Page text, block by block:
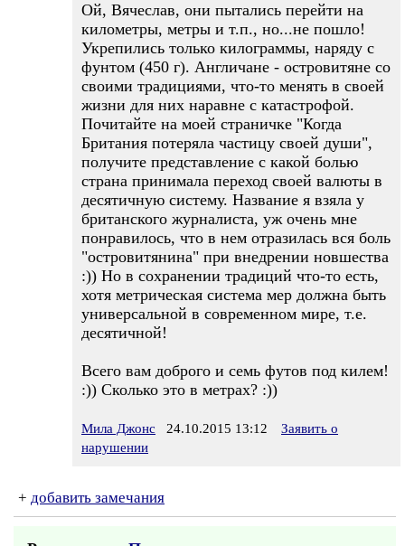
Ой, Вячеслав, они пытались перейти на
километры, метры и т.п., но...не пошло!
Укрепились только килограммы, наряду с
фунтом (450 г). Англичане - островитяне со
своими традициями, что-то менять в своей
жизни для них наравне с катастрофой.
Почитайте на моей страничке "Когда
Британия потеряла частицу своей души",
получите представление с какой болью
страна принимала переход своей валюты в
десятичную систему. Название я взяла у
британского журналиста, уж очень мне
понравилось, что в нем отразилась вся боль
"островитянина" при внедрении новшества
:)) Но в сохранении традиций что-то есть,
хотя метрическая система мер должна быть
универсальной в современном мире, т.е.
десятичной!
Всего вам доброго и семь футов под килем!
:)) Сколько это в метрах? :))
Мила Джонс 24.10.2015 13:12
Заявить о
нарушении
+ добавить замечания